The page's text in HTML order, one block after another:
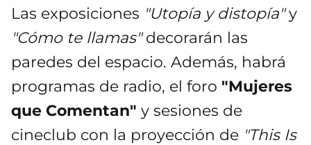
Las exposiciones "Utopía y distopía"y
"Cómo te llamas"decorarán las
paredes del espacio. Además, habrá
programas de radio, el foro "Mujeres
que Comentan" y sesiones de
cineclub con la proyección de "This Is